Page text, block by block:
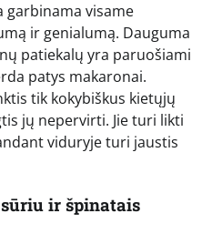
garbinama visame
ir genialumą. Dauguma
patiekalų yra paruošiami
patys makaronai.
tik kokybiškus kietųjų
jų nepervirti. Jie turi likti
viduryje turi jaustis
ir špinatais